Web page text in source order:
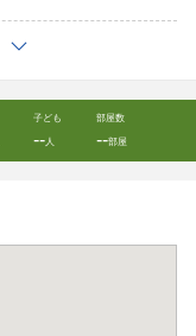
子ども
--人
部屋数
--部屋